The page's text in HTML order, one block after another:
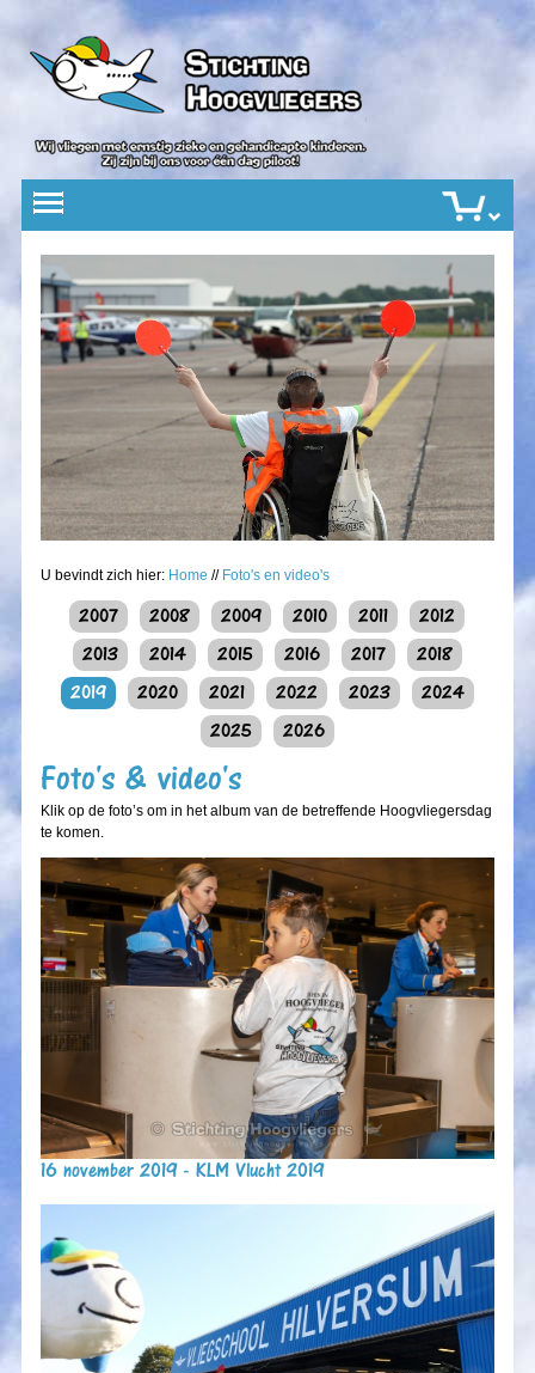
U bevindt zich hier: Home // Foto's en video's
2007 2008 2009 2010 2011
2012
2013
2014 2015 2016 2017
2018
2019
2020 2021 2022 2023
2024
2025
2026
Foto's & video's
Klik op de foto’s om in het album van de betreffende Hoogvliegersdag
te komen.
16 november 2019 - KLM Vlucht 2019